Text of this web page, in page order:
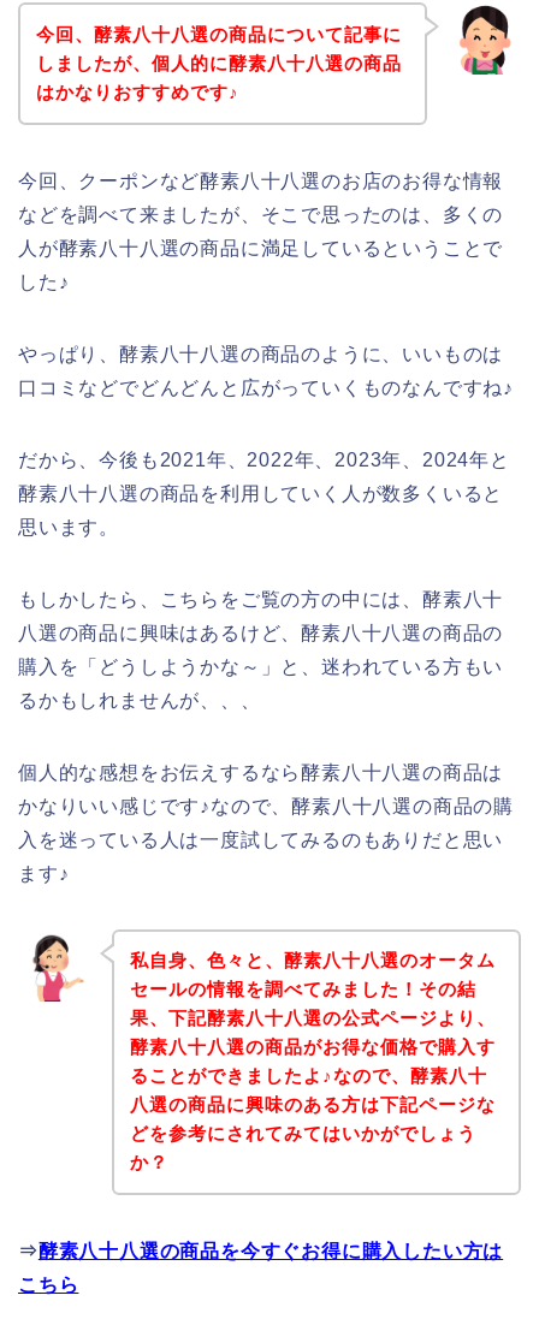
今回、酵素八十八選の商品について記事に
しましたが、個人的に酵素八十八選の商品
はかなりおすすめです♪
今回、クーポンなど酵素八十八選のお店のお得な情報
などを調べて来ましたが、そこで思ったのは、多くの
人が酵素八十八選の商品に満足しているということで
した♪
やっぱり、酵素八十八選の商品のように、いいものは
口コミなどでどんどんと広がっていくものなんですね♪
だから、今後も2021年、2022年、2023年、2024年と
酵素八十八選の商品を利用していく人が数多くいると
思います。
もしかしたら、こちらをご覧の方の中には、酵素八十
八選の商品に興味はあるけど、酵素八十八選の商品の
購入を「どうしようかな～」と、迷われている方もい
るかもしれませんが、、、
個人的な感想をお伝えするなら酵素八十八選の商品は
かなりいい感じです♪なので、酵素八十八選の商品の購
入を迷っている人は一度試してみるのもありだと思い
ます♪
私自身、色々と、酵素八十八選のオータム
セールの情報を調べてみました！その結
果、下記酵素八十八選の公式ページより、
酵素八十八選の商品がお得な価格で購入す
ることができましたよ♪なので、酵素八十
八選の商品に興味のある方は下記ページな
どを参考にされてみてはいかがでしょう
か？
⇒酵素八十八選の商品を今すぐお得に購入したい方は
こちら